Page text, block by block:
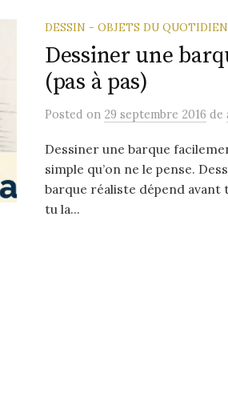
DESSIN - OBJETS DU QUOTIDIEN
Dessiner une
(pas à pas)
Posted on 29 septembre 2016 de
Dessiner une barque
simple qu’on ne le pense.
barque réaliste dépend avant
tu la...